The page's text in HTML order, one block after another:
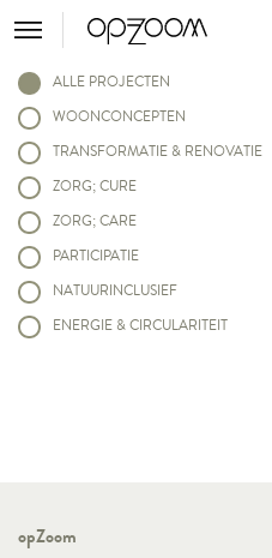
ALLE PROJECTEN
WOONCONCEPTEN
TRANSFORMATIE & RENOVATIE
ZORG; CURE
ZORG; CARE
PARTICIPATIE
NATUURINCLUSIEF
ENERGIE & CIRCULARITEIT
opZoom